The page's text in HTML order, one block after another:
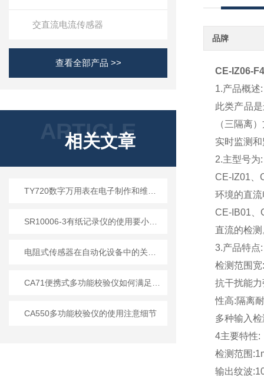
交直流电流传感器
查看全部产品 >>
ARTICLE
相关文章
CA550多功能校验仪的使用注意细节
品牌
CE-IZ06-
1.产品概述:
此类产品
（三隔离
实时监测
2.主型号为:
CE-IZ01、
环境的直
CE-IB01、
直流的检测
3.产品特点:
检测范围
抗干扰能
性高:隔离
多种输入
4主要特性:
检测范围
输出纹波